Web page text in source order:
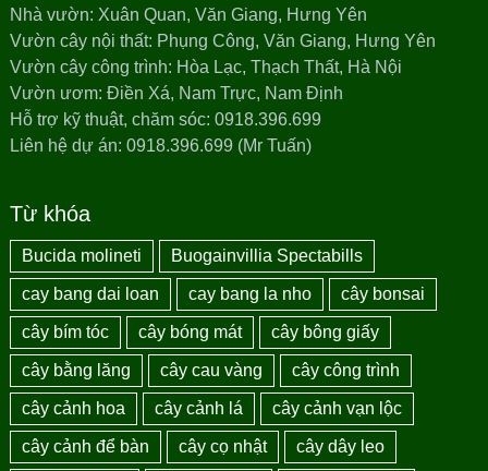
Nhà vườn: Xuân Quan, Văn Giang, Hưng Yên
Vườn cây nội thất: Phụng Công, Văn Giang, Hưng Yên
Vườn cây công trình: Hòa Lạc, Thạch Thất, Hà Nội
Vườn ươm: Điền Xá, Nam Trực, Nam Định
Hỗ trợ kỹ thuật, chăm sóc: 0918.396.699
Liên hệ dự án: 0918.396.699 (Mr Tuấn)
Từ khóa
Bucida molineti Buogainvillia Spectabills
cay bang dai loan cay bang la nho cây bonsai
cây bím tóc cây bóng mát cây bông giấy
cây bằng lăng cây cau vàng cây công trình
cây cảnh hoa cây cảnh lá cây cảnh vạn lộc
cây cảnh để bàn cây cọ nhật cây dây leo